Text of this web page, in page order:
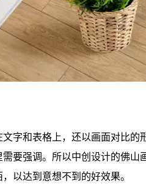
字和表格上，还以画面对比
要强调。所以中创设计的佛山
以达到意想不到的好效果。